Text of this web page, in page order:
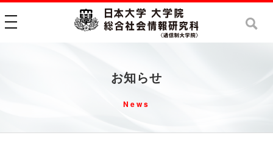
toggle navigation
お知らせ
News